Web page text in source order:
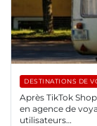
DESTINATIONS DE
Après TikTok
en agence de
utilisateurs…